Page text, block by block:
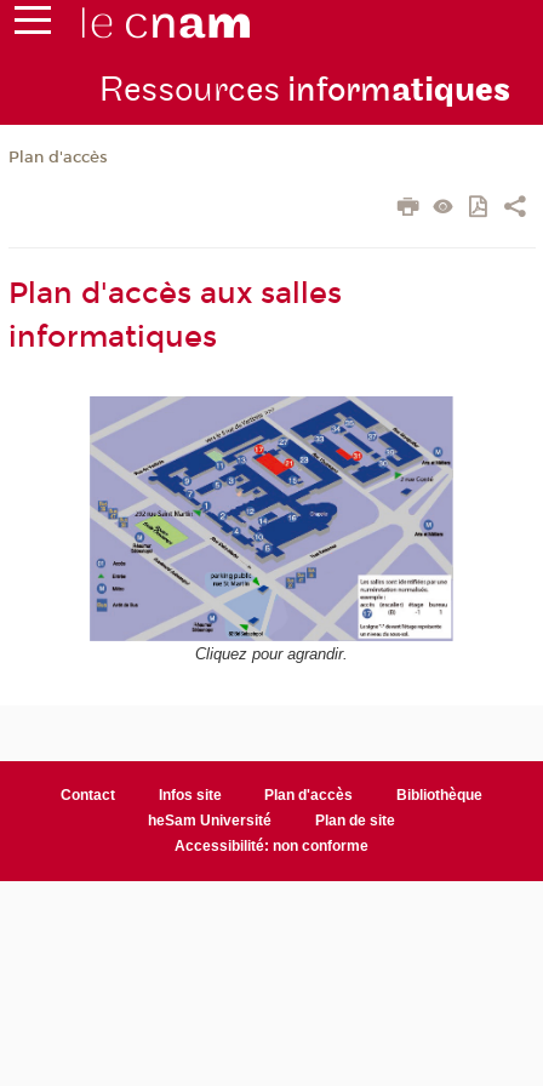
Ressources informatiques
Plan d'accès
Plan d'accès aux salles
informatiques
Cliquez pour agrandir.
Contact Infos site Plan d'accès
Bibliothèque
heSam Université
Plan de site
Accessibilité: non conforme